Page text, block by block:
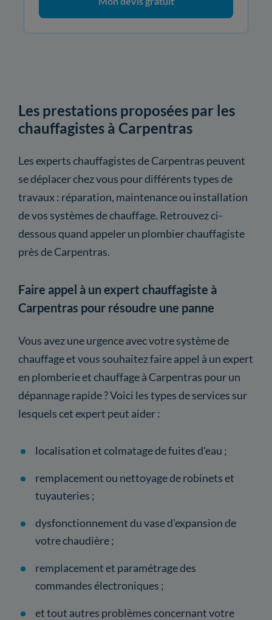
Les prestations proposées par les
chauffagistes à Carpentras
Les experts chauffagistes de Carpentras peuvent
se déplacer chez vous pour différents types de
travaux : réparation, maintenance ou installation
de vos systèmes de chauffage. Retrouvez ci-
dessous quand appeler un plombier chauffagiste
près de Carpentras.
Faire appel à un expert chauffagiste à
Carpentras pour résoudre une panne
Vous avez une urgence avec votre système de
chauffage et vous souhaitez faire appel à un expert
en plomberie et chauffage à Carpentras pour un
dépannage rapide ? Voici les types de services sur
lesquels cet expert peut aider :
localisation et colmatage de fuites d'eau ;
remplacement ou nettoyage de robinets et
tuyauteries ;
dysfonctionnement du vase d'expansion de
votre chaudière ;
remplacement et paramétrage des
commandes électroniques ;
et tout autres problèmes concernant votre